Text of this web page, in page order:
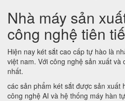
Nhà máy sản
công nghệ tiên
Hiện nay két sắt cao cấp tự hào là
việt nam. Với công nghệ sản xuất và
nhất.
các sản phẩm két sắt được sản xuất
công nghệ AI và hệ thống máy hàn